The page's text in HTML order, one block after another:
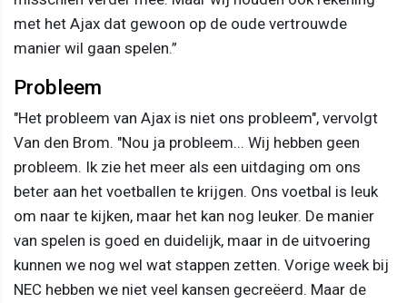
met het Ajax dat gewoon op de oude vertrouwde
manier wil gaan spelen.”
Probleem
"Het probleem van Ajax is niet ons probleem", vervolgt
Van den Brom. "Nou ja probleem... Wij hebben geen
probleem. Ik zie het meer als een uitdaging om ons
beter aan het voetballen te krijgen. Ons voetbal is leuk
om naar te kijken, maar het kan nog leuker. De manier
van spelen is goed en duidelijk, maar in de uitvoering
kunnen we nog wel wat stappen zetten. Vorige week bij
NEC hebben we niet veel kansen gecreëerd. Maar de